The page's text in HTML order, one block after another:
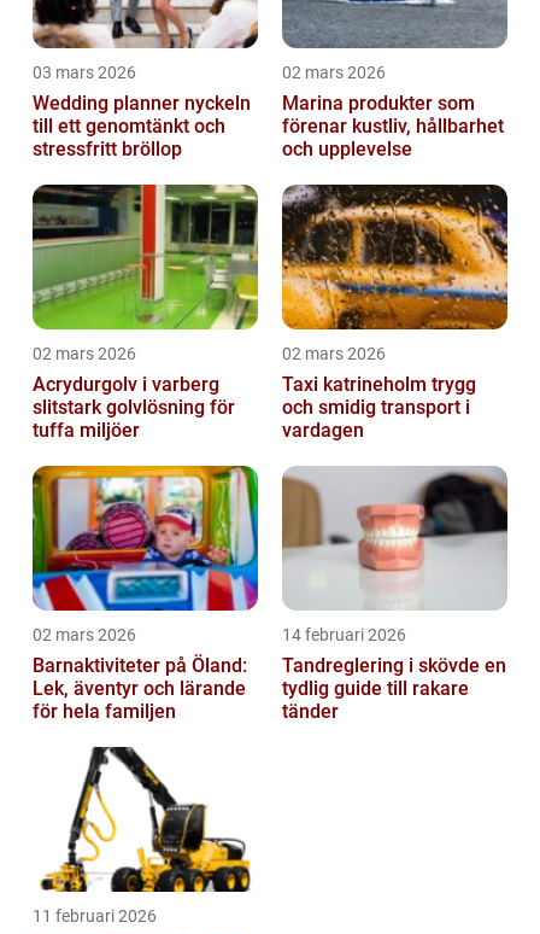
03 mars 2026
Wedding planner nyckeln
till ett genomtänkt och
stressfritt bröllop
02 mars 2026
Marina produkter som
förenar kustliv, hållbarhet
och upplevelse
02 mars 2026
Acrydurgolv i varberg
slitstark golvlösning för
tuffa miljöer
02 mars 2026
Taxi katrineholm trygg
och smidig transport i
vardagen
02 mars 2026
Barnaktiviteter på Öland:
Lek, äventyr och lärande
för hela familjen
14 februari 2026
Tandreglering i skövde en
tydlig guide till rakare
tänder
11 februari 2026